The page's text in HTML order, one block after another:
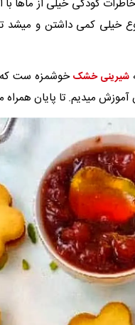
کودکی خیلی از ماها با
خیلی کمی داشتن و
شیرینی خشکخوشمزه ست که
میدیم. تا پایان همراه